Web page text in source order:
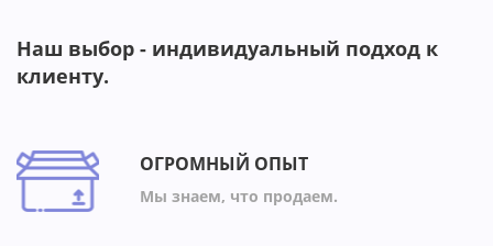
Наш выбор - индивидуальный подход к
клиенту.
ОГРОМНЫЙ ОПЫТ
Мы знаем, что продаем.